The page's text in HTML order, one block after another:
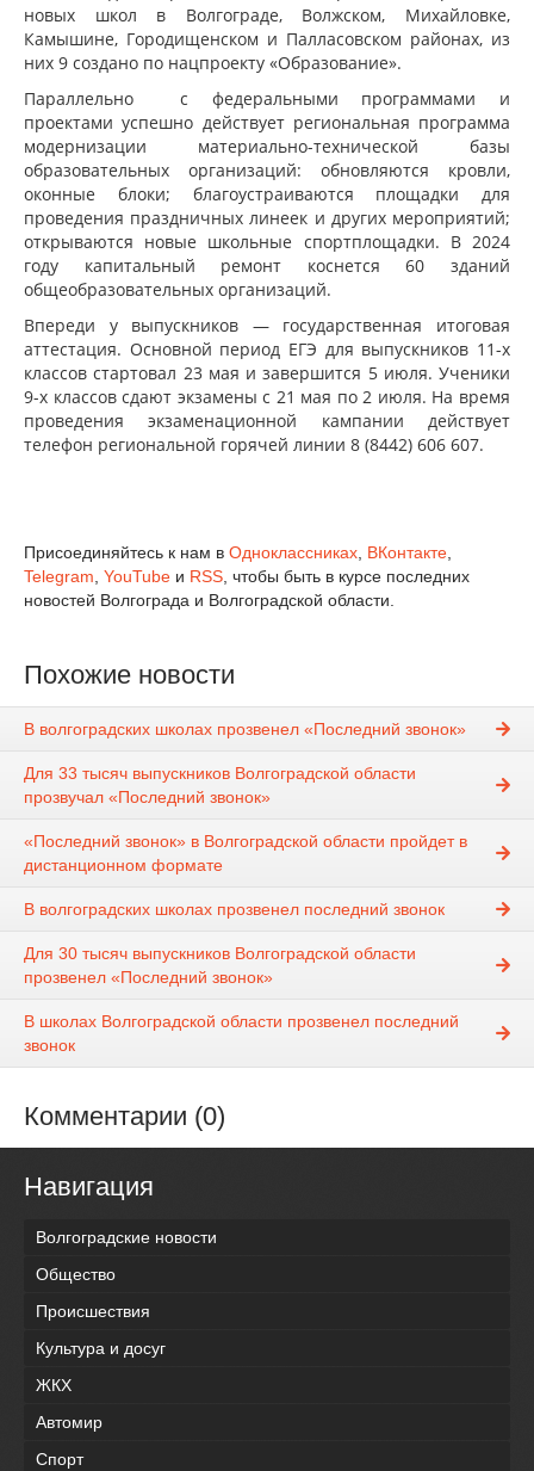
новых школ в Волгограде, Волжском, Михайловке,
Камышине, Городищенском и Палласовском районах, из
них 9 создано по нацпроекту «Образование».
Параллельно с федеральными программами и
проектами успешно действует региональная программа
модернизации материально-технической базы
образовательных организаций: обновляются кровли,
оконные блоки; благоустраиваются площадки для
проведения праздничных линеек и других мероприятий;
открываются новые школьные спортплощадки. В 2024
году капитальный ремонт коснется 60 зданий
общеобразовательных организаций.
Впереди у выпускников — государственная итоговая
аттестация. Основной период ЕГЭ для выпускников 11-х
классов стартовал 23 мая и завершится 5 июля. Ученики
9-х классов сдают экзамены с 21 мая по 2 июля. На время
проведения экзаменационной кампании действует
телефон региональной горячей линии 8 (8442) 606 607.
Присоединяйтесь к нам в Одноклассниках ВКонтакте
Telegram YouTube и RSS , чтобы быть в курсе последних
новостей Волгограда и Волгоградской области.
Похожие новости
В волгоградских школах прозвенел «Последний звонок»
Для 33 тысяч выпускников Волгоградской области
прозвучал «Последний звонок»
«Последний звонок» в Волгоградской области пройдет в
дистанционном формате
В волгоградских школах прозвенел последний звонок
Для 30 тысяч выпускников Волгоградской области
прозвенел «Последний звонок»
В школах Волгоградской области прозвенел последний
звонок
Комментарии (0)
Навигация
Волгоградские новости
Общество
Происшествия
Культура и досуг
ЖКХ
Автомир
Спорт